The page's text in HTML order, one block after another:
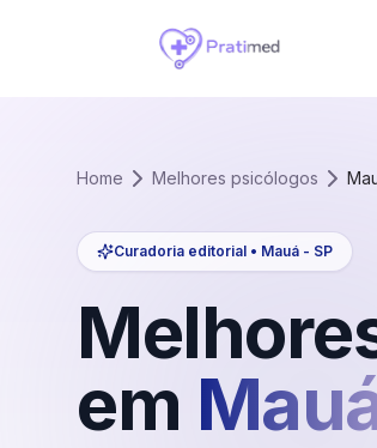
Home Melhores psicólogos
Curadoria editorial • Mauá - SP
em